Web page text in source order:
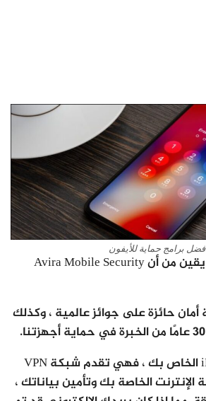
برامج حماية للأيفون
يمكن أن تكون على يقين من أن Avira Mobile Security
أمان حائزة على جوائز عالمية ، وكذلك
ولحماية جهاز iPhone الخاص بك ، فهي تقدم شبكة VPN
الإنترنت الخاصة بك وتأمين بياناتك ،